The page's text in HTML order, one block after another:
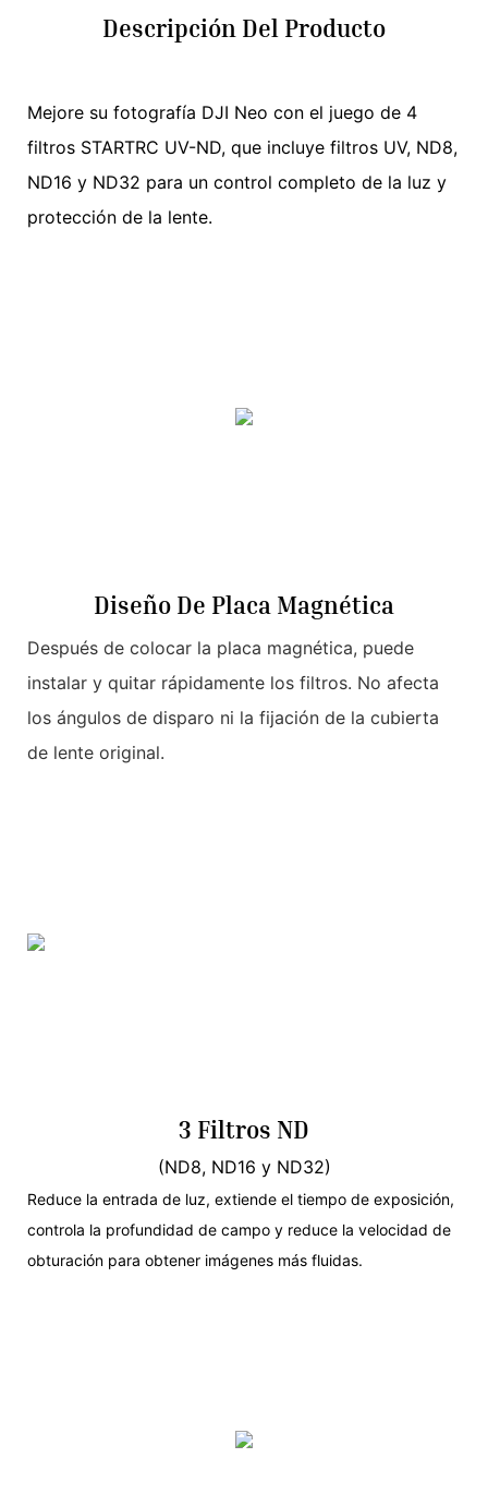
Descripción Del Producto
Mejore su fotografía DJI Neo con el juego de 4
filtros STARTRC UV-ND, que incluye filtros UV, ND8,
ND16 y ND32 para un control completo de la luz y
protección de la lente.
Diseño De Placa Magnética
Después de colocar la placa magnética, puede
instalar y quitar rápidamente los filtros. No afecta
los ángulos de disparo ni la fijación de la cubierta
de lente original.
3 Filtros ND
(ND8, ND16 y ND32)
Reduce la entrada de luz, extiende el tiempo de exposición,
controla la profundidad de campo y reduce la velocidad de
obturación para obtener imágenes más fluidas.